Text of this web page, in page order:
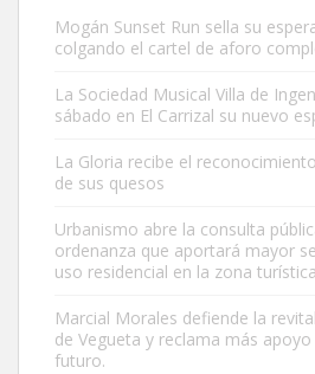
Busco adopción responsable para mi
Leales.org » Gran Canaria | 6.7.2025
Mogán Sunset Run sella su
colgando el cartel de aforo
La Sociedad Musical Villa de
sábado en El Carrizal su nuevo
La Gloria recibe el
de sus quesos
Urbanismo abre la consulta
ordenanza que aportará mayor
uso residencial en la zona turística
Marcial Morales defiende la
de Vegueta y reclama más
futuro.